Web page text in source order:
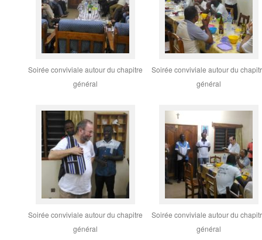
Soirée conviviale autour du chapitre
général
Soirée conviviale autour du
général
Soirée conviviale autour du chapitre
général
Soirée conviviale autour du
général